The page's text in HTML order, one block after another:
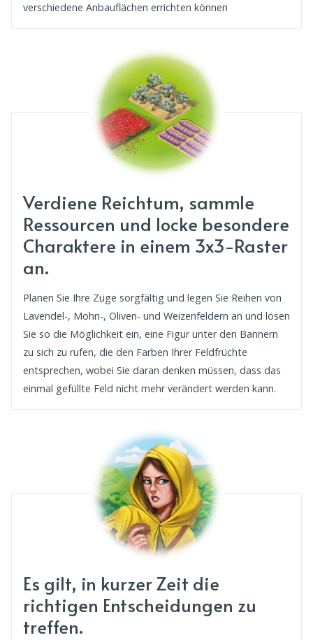
verschiedene Anbauflächen errichten können
Verdiene Reichtum, sammle
Ressourcen und locke besondere
Charaktere in einem 3x3-Raster
an.
Planen Sie Ihre Züge sorgfältig und legen Sie Reihen von
Lavendel-, Mohn-, Oliven- und Weizenfeldern an und lösen
Sie so die Möglichkeit ein, eine Figur unter den Bannern
zu sich zu rufen, die den Farben Ihrer Feldfrüchte
entsprechen, wobei Sie daran denken müssen, dass das
einmal gefüllte Feld nicht mehr verändert werden kann.
Es gilt, in kurzer Zeit die
richtigen Entscheidungen zu
treffen.